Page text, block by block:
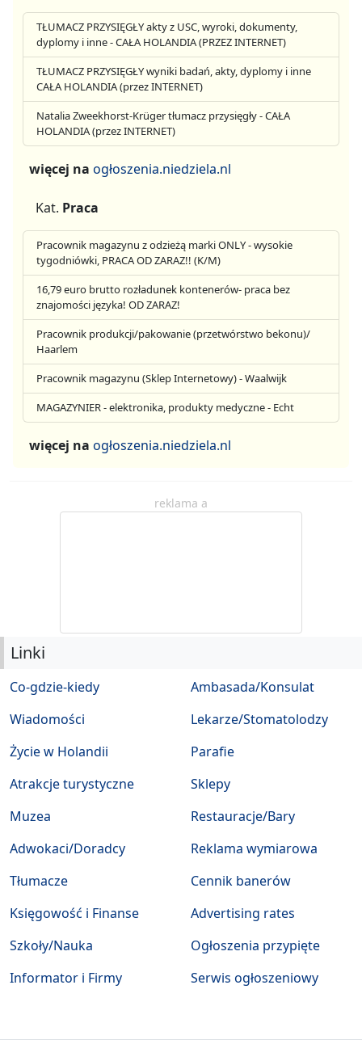
TŁUMACZ PRZYSIĘGŁY akty z USC, wyroki, dokumenty,
dyplomy i inne - CAŁA HOLANDIA (PRZEZ INTERNET)
TŁUMACZ PRZYSIĘGŁY wyniki badań, akty, dyplomy i inne
CAŁA HOLANDIA (przez INTERNET)
Natalia Zweekhorst-Krüger tłumacz przysięgły - CAŁA
HOLANDIA (przez INTERNET)
więcej na ogłoszenia.niedziela.nl
Kat. Praca
Pracownik magazynu z odzieżą marki ONLY - wysokie
tygodniówki, PRACA OD ZARAZ!! (K/M)
16,79 euro brutto rozładunek kontenerów- praca bez
znajomości języka! OD ZARAZ!
Pracownik produkcji/pakowanie (przetwórstwo bekonu)/
Haarlem
Pracownik magazynu (Sklep Internetowy) - Waalwijk
MAGAZYNIER - elektronika, produkty medyczne - Echt
więcej na ogłoszenia.niedziela.nl
reklama a
Linki
Co-gdzie-kiedy
Wiadomości
Życie w Holandii
Atrakcje turystyczne
Muzea
Ambasada/Konsulat
Lekarze/Stomatolodzy
Parafie
Sklepy
Restauracje/Bary
Adwokaci/Doradcy
Tłumacze
Księgowość i Finanse
Szkoły/Nauka
Informator i Firmy
Reklama wymiarowa
Cennik banerów
Advertising rates
Ogłoszenia przypięte
Serwis ogłoszeniowy